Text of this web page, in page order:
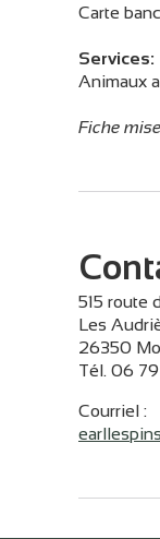
Carte
Services:
Animaux
Fiche
515 route
Les
26350
Tél. 06
Courriel :